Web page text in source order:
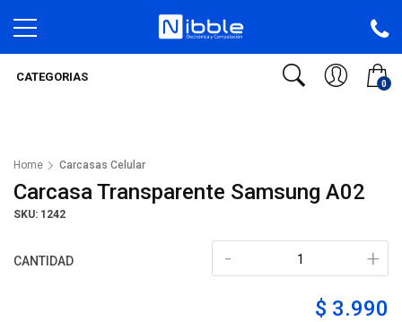
0
CATEGORIAS
Home Carcasas Celular
Carcasa Transparente Samsung A02
SKU: 1242
CANTIDAD +
-
$ 3.990